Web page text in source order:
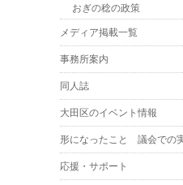
おぎの稔の政策
メディア掲載一覧
事務所案内
同人誌
大田区のイベント情報
形になったこと 議会での
応援・サポート